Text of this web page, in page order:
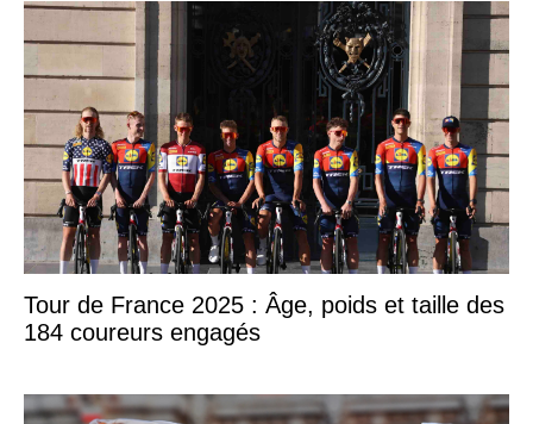
Tour de France 2025 : Âge, poids et taille des
184 coureurs engagés